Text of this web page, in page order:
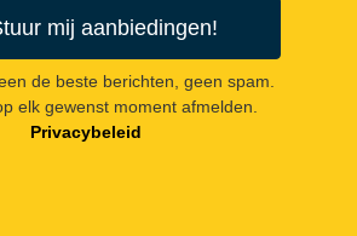
mij aanbiedingen!
de beste berichten, geen spam.
elk gewenst moment afmelden.
Privacybeleid